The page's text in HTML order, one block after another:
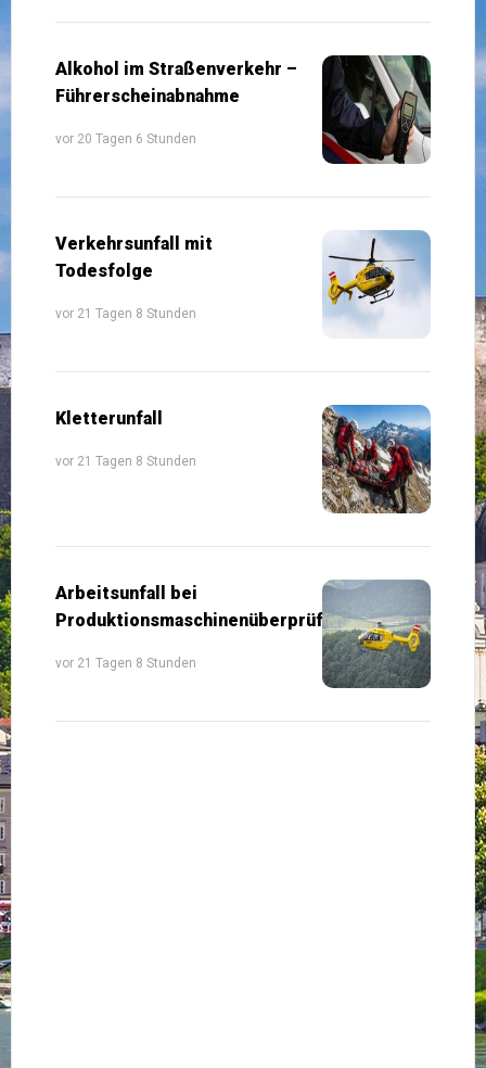
Alkohol im Straßenverkehr –
Führerscheinabnahme
vor 20 Tagen 6 Stunden
Verkehrsunfall mit
Todesfolge
vor 21 Tagen 8 Stunden
Kletterunfall
vor 21 Tagen 8 Stunden
Arbeitsunfall bei
Produktionsmaschinenüberprüfung
vor 21 Tagen 8 Stunden